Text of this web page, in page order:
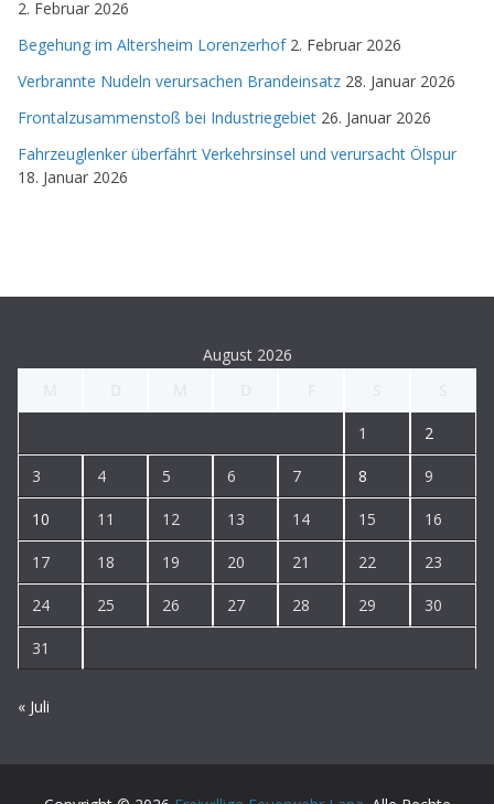
2. Februar 2026
Begehung im Altersheim Lorenzerhof 2. Februar 2026
Verbrannte Nudeln verursachen Brandeinsatz 28. Januar 2026
Frontalzusammenstoß bei Industriegebiet 26. Januar 2026
Fahrzeuglenker überfährt Verkehrsinsel und verursacht Ölspur
18. Januar 2026
August 2026
1 2
3 4 5 6 7 8 9
10 11 12 13 14 15 16
17 18 19 20 21 22 23
24 25 26 27 28 29 30
31
« Juli